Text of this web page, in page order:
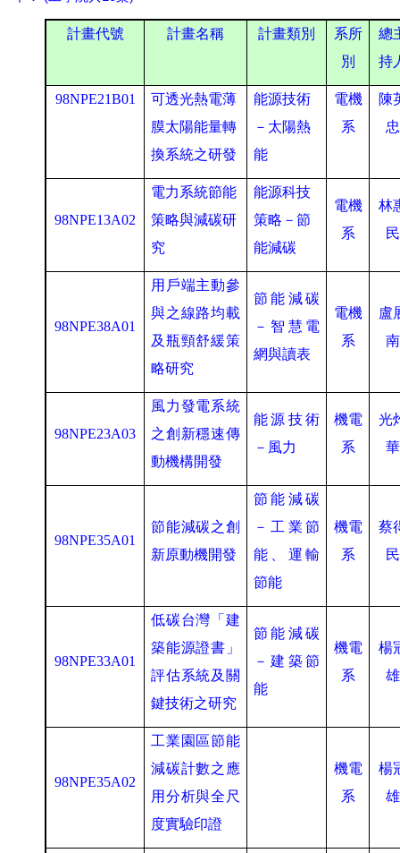
計畫代號 計畫名稱 計畫類別
系所
別
總
持
98NPE21B01
可透光熱電薄
膜太陽能量轉
換系統之研發
能源技術
－太陽熱
能
電機
系
陳
忠
98NPE13A02
電力系統節能
策略與減碳研
究
能源科技
策略－節
能減碳
電機
系
林
民
98NPE38A01
用戶端主動參
與之線路均載
及瓶頸舒緩策
略研究
節能減碳
－智慧電
網與讀表
電機
系
盧
南
98NPE23A03
風力發電系統
之創新穩速傳
動機構開發
能源技術
－風力
機電
系
光
華
98NPE35A01
節能減碳之創
新原動機開發
節能減碳
－工業節
能、運輸
節能
機電
系
蔡
民
98NPE33A01
低碳台灣「建
築能源證書」
評估系統及關
鍵技術之研究
節能減碳
－建築節
能
機電
系
楊
雄
98NPE35A02
工業園區節能
減碳計數之應
用分析與全尺
度實驗印證
機電
系
楊
雄